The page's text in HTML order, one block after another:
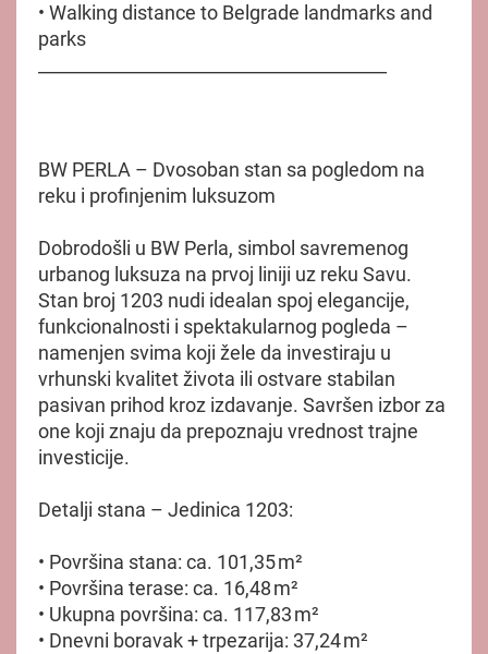
• Walking distance to Belgrade landmarks and
parks
BW PERLA – Dvosoban stan sa pogledom na
reku i profinjenim luksuzom
Dobrodošli u BW Perla, simbol savremenog
urbanog luksuza na prvoj liniji uz reku Savu.
Stan broj 1203 nudi idealan spoj elegancije,
funkcionalnosti i spektakularnog pogleda –
namenjen svima koji žele da investiraju u
vrhunski kvalitet života ili ostvare stabilan
pasivan prihod kroz izdavanje. Savršen izbor za
one koji znaju da prepoznaju vrednost trajne
investicije.
Detalji stana – Jedinica 1203:
• Površina stana: ca. 101,35 m²
• Površina terase: ca. 16,48 m²
• Ukupna površina: ca. 117,83 m²
• Dnevni boravak + trpezarija: 37,24 m²